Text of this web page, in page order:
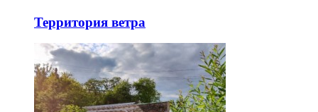
Территория ветра